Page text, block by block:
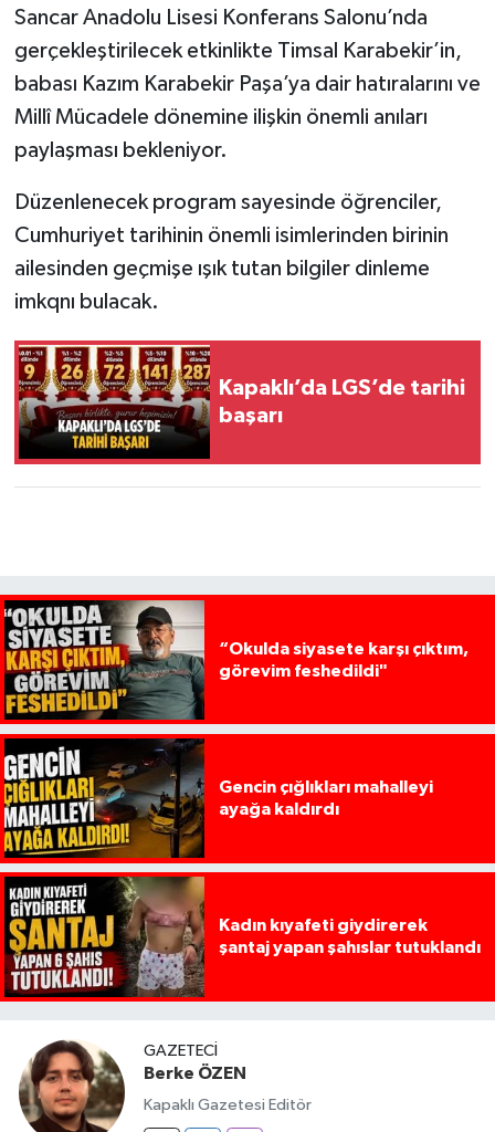
Sancar Anadolu Lisesi Konferans Salonu’nda
gerçekleştirilecek etkinlikte Timsal Karabekir’in,
babası Kazım Karabekir Paşa’ya dair hatıralarını ve
Millî Mücadele dönemine ilişkin önemli anıları
paylaşması bekleniyor.
Düzenlenecek program sayesinde öğrenciler,
Cumhuriyet tarihinin önemli isimlerinden birinin
ailesinden geçmişe ışık tutan bilgiler dinleme
imkqnı bulacak.
Kapaklı’da LGS’de tarihi
başarı
“Okulda siyasete karşı çıktım,
görevim feshedildi"
Gencin çığlıkları mahalleyi
ayağa kaldırdı
Kadın kıyafeti giydirerek
şantaj yapan şahıslar tutuklandı
GAZETECI
Berke ÖZEN
Kapaklı Gazetesi Editör